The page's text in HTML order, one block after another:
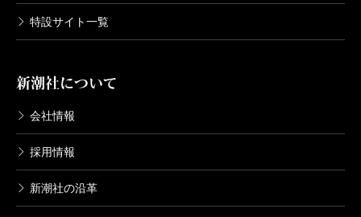
特設サイト一覧
新潮社について
会社情報
採用情報
新潮社の沿革